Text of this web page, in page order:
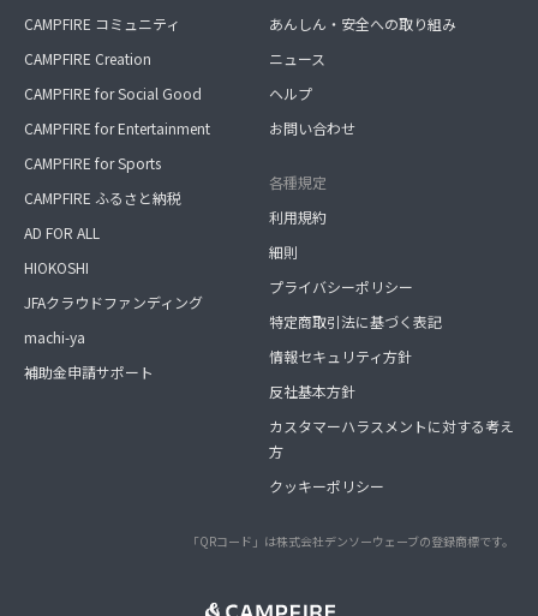
CAMPFIRE コミュニティ
CAMPFIRE Creation
CAMPFIRE for Social Good
CAMPFIRE for Entertainment
CAMPFIRE for Sports
CAMPFIRE ふるさと納税
AD FOR ALL
HIOKOSHI
JFAクラウドファンディング
machi-ya
補助金申請サポート
あんしん・安全への取り組み
ニュース
ヘルプ
お問い合わせ
各種規定
利用規約
細則
プライバシーポリシー
特定商取引法に基づく表記
情報セキュリティ方針
反社基本方針
カスタマーハラスメントに対する考え
方
クッキーポリシー
「QRコード」は株式会社デンソーウェーブの登録商標です。